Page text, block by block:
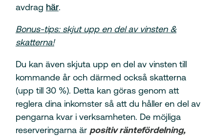
avdrag här.
Bonus-tips: skjut upp en del av vinsten &
skatterna!
Du kan även skjuta upp en del av vinsten till
kommande år och därmed också skatterna
(upp till 30 %). Detta kan göras genom att
reglera dina inkomster så att du håller en del av
pengarna kvar i verksamheten. De möjliga
reserveringarna är positiv räntefördelning,